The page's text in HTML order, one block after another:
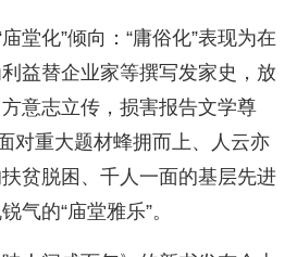
堂化”倾向：“庸俗化”表现为在
益替企业家等撰写发家史，放
意志立传，损害报告文学尊
对重大题材蜂拥而上、人云亦
贫脱困、千人一面的基层先进
气的“庙堂雅乐”。